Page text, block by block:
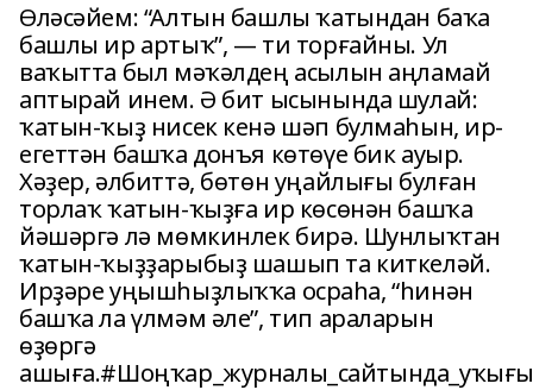
Өләсәйем: “Алтын башлы ҡатындан баҡа
башлы ир артыҡ”, — ти торғайны. Ул
ваҡытта был мәҡәлдең асылын аңламай
аптырай инем. Ә бит ысынында шулай:
ҡатын-ҡыҙ нисек кенә шәп булмаһын, ир-
егеттән башҡа донъя көтөүе бик ауыр.
Хәҙер, әлбиттә, бөтөн уңайлығы булған
торлаҡ ҡатын-ҡыҙға ир көсөнән башҡа
йәшәргә лә мөмкинлек бирә. Шунлыҡтан
ҡатын-ҡыҙҙарыбыҙ шашып та киткеләй.
Ирҙәре уңышһыҙлыҡҡа осраһа, “һинән
башҡа ла үлмәм әле”, тип араларын
өҙөргә